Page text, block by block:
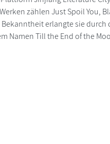
zählen Just Spoil You,
erlangte sie durch
Namen Till the End of the